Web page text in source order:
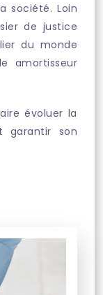
société. Loin
de justice
du monde
amortisseur
évoluer la
garantir son